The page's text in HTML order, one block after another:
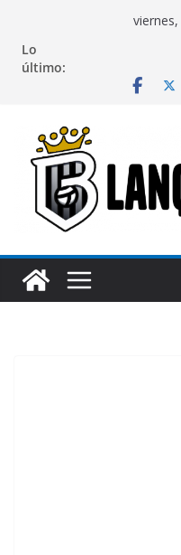
contenido
Lo
último: